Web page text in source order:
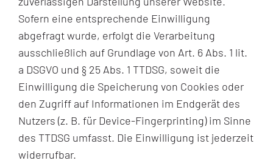
Sofern eine entsprechende Einwilligung
abgefragt wurde, erfolgt die Verarbeitung
ausschließlich auf Grundlage von Art. 6 Abs. 1 lit.
a DSGVO und § 25 Abs. 1 TTDSG, soweit die
Einwilligung die Speicherung von Cookies oder
den Zugriff auf Informationen im Endgerät des
Nutzers (z. B. für Device-Fingerprinting) im Sinne
des TTDSG umfasst. Die Einwilligung ist jederzeit
widerrufbar.